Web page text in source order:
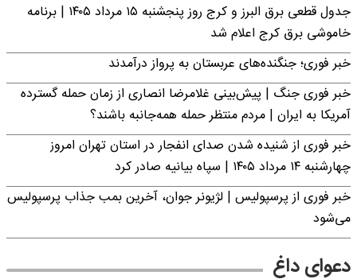
جدول قطعی برق البرز و کرج روز پنجشنبه ۱۵ مرداد ۱۴۰۵ | برنامه
خاموشی برق کرج اعلام شد
خبر فوری؛ جنگنده‌های عربستان به پرواز درآمدند
خبر فوری جنگ | پیش‌بینی غلامرضا انصاری از زمان حمله گسترده
آمریکا به ایران | مردم منتظر حمله همه‌جانبه باشند؟
خبر فوری از شنیده شدن صدای انفجار در استان تهران امروز
چهارشنبه ۱۴ مرداد ۱۴۰۵ | سپاه بیانیه صادر کرد
خبر فوری از پرسپولیس | لژیونر جوان، آخرین بمب جذاب پرسپولیس
می‌شود
دعوای داغ